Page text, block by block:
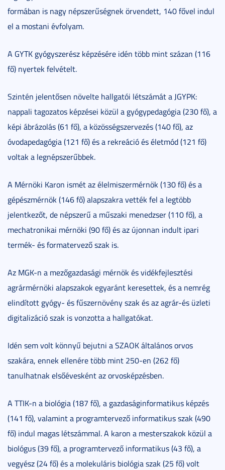
formában is nagy népszerűségnek örvendett, 140 fővel indul
el a mostani évfolyam.
A GYTK gyógyszerész képzésére idén több mint százan (116
fő) nyertek felvételt.
Szintén jelentősen növelte hallgatói létszámát a JGYPK:
nappali tagozatos képzései közül a gyógypedagógia (230 fő), a
képi ábrázolás (61 fő), a közösségszervezés (140 fő), az
óvodapedagógia (121 fő) és a rekreáció és életmód (121 fő)
voltak a legnépszerűbbek.
A Mérnöki Karon ismét az élelmiszermérnök (130 fő) és a
gépészmérnök (146 fő) alapszakra vették fel a legtöbb
jelentkezőt, de népszerű a műszaki menedzser (110 fő), a
mechatronikai mérnöki (90 fő) és az újonnan indult ipari
termék- és formatervező szak is.
Az MGK-n a mezőgazdasági mérnök és vidékfejlesztési
agrármérnöki alapszakok egyaránt keresettek, és a nemrég
elindított gyógy- és fűszernövény szak és az agrár-és üzleti
digitalizáció szak is vonzotta a hallgatókat.
Idén sem volt könnyű bejutni a SZAOK általános orvos
szakára, ennek ellenére több mint 250-en (262 fő)
tanulhatnak elsőévesként az orvosképzésben.
A TTIK-n a biológia (187 fő), a gazdaságinformatikus képzés
(141 fő), valamint a programtervező informatikus szak (490
fő) indul magas létszámmal. A karon a mesterszakok közül a
biológus (39 fő), a programtervező informatikus (43 fő), a
vegyész (24 fő) és a molekuláris biológia szak (25 fő) volt